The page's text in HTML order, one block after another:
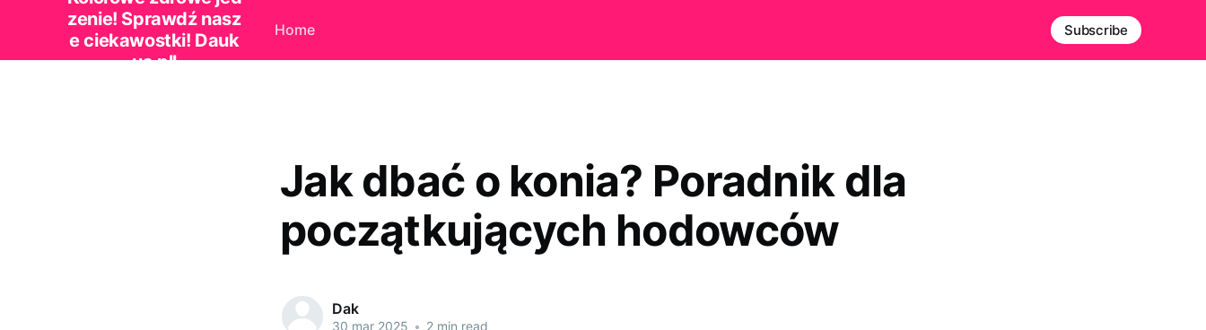
zenie! Sprawdź nasz
e ciekawostki! Dauk
us.pll
Home Subscribe
Jak dbać o konia? Poradnik dla
początkujących hodowców
Dak
30 mar 2025 • 2 min read